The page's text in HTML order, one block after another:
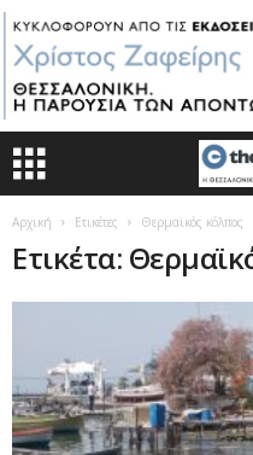
Αρχική Ετικέτες Θερμαϊκός κόλπος
Ετικέτα: